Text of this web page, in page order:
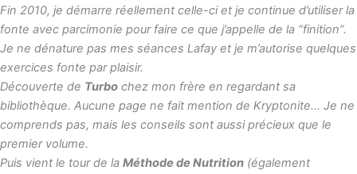
Fin 2010, je démarre réellement celle-ci et je continue d’utiliser la
fonte avec parcimonie pour faire ce que j’appelle de la “finition”.
Je ne dénature pas mes séances Lafay et je m’autorise quelques
exercices fonte par plaisir.
Découverte de Turbo chez mon frère en regardant sa
bibliothèque. Aucune page ne fait mention de Kryptonite… Je ne
comprends pas, mais les conseils sont aussi précieux que le
premier volume.
Puis vient le tour de la Méthode de Nutrition (également